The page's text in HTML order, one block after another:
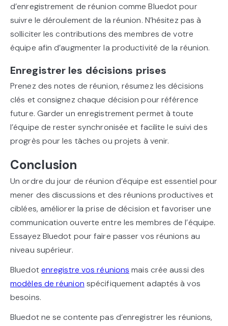
d’enregistrement de réunion comme Bluedot pour
suivre le déroulement de la réunion. N’hésitez pas à
solliciter les contributions des membres de votre
équipe afin d’augmenter la productivité de la réunion.
Enregistrer les décisions prises
Prenez des notes de réunion, résumez les décisions
clés et consignez chaque décision pour référence
future. Garder un enregistrement permet à toute
l’équipe de rester synchronisée et facilite le suivi des
progrès pour les tâches ou projets à venir.
Conclusion
Un ordre du jour de réunion d’équipe est essentiel pour
mener des discussions et des réunions productives et
ciblées, améliorer la prise de décision et favoriser une
communication ouverte entre les membres de l’équipe.
Essayez Bluedot pour faire passer vos réunions au
niveau supérieur.
Bluedotenregistre vos réunions mais crée aussi des
modèles de réunion spécifiquement adaptés à vos
besoins.
Bluedot ne se contente pas d’enregistrer les réunions,